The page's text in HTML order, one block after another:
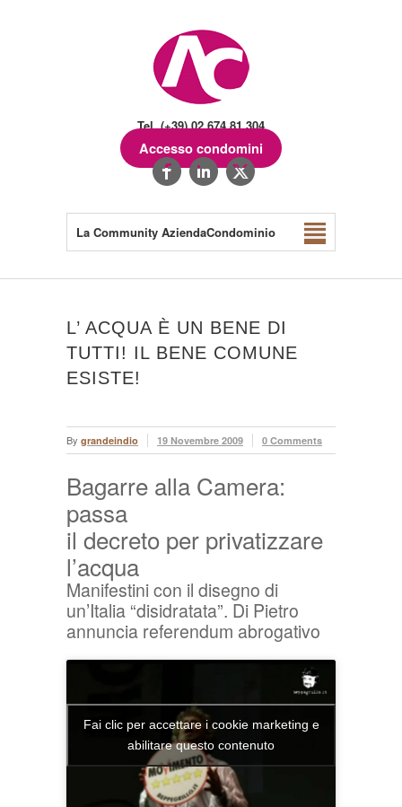
Tel. (+39) 02.674.81.304
Accesso condomini
La Community AziendaCondominio
L’ ACQUA È UN BENE DI
TUTTI! IL BENE COMUNE
ESISTE!
By grandeindio 19 Novembre 2009 0 Comments
Bagarre alla Camera:
passa
il decreto per privatizzare
l’acqua
Manifestini con il disegno di
un’Italia “disidratata”. Di Pietro
annuncia referendum abrogativo
Fai clic per accettare i cookie marketing e
abilitare questo contenuto